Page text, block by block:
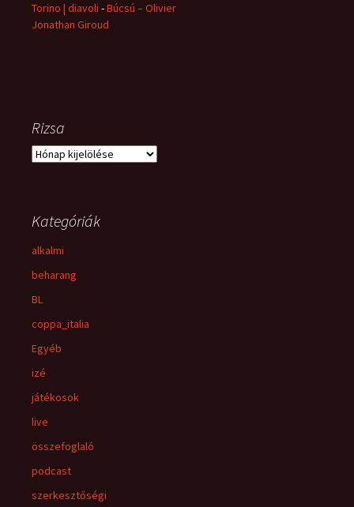
Torino | diavoli -Búcsú – Olivier
Jonathan Giroud
Rizsa
Rizsa
Kategóriák
alkalmi
beharang
BL
coppa_italia
Egyéb
izé
játékosok
live
összefoglaló
podcast
szerkesztőségi